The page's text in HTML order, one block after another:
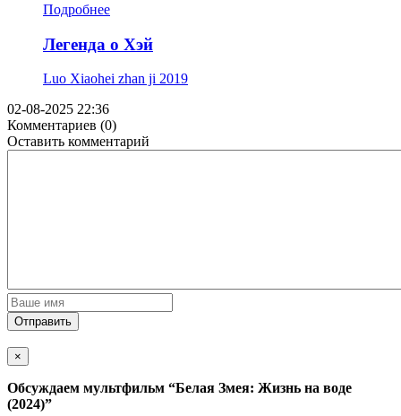
Подробнее
Легенда о Хэй
Luo Xiaohei zhan ji 2019
02-08-2025 22:36
Комментариев (0)
Оставить комментарий
Отправить
×
Обсуждаем мультфильм “Белая Змея: Жизнь на воде
(2024)”